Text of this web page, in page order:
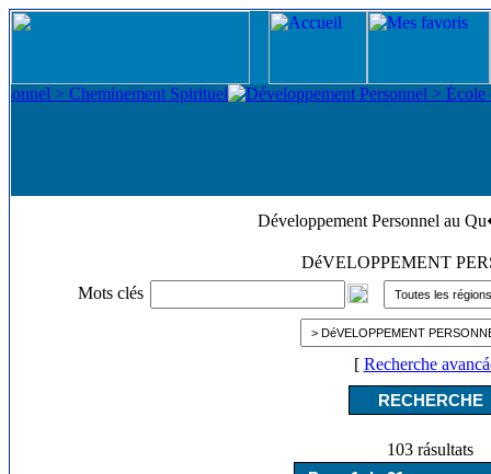
Développement Personnel au
DéVELOPPEMENT
Mots clés
[ Recherche
103 rásultats